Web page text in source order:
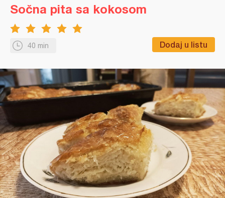
40 min Dodaj u listu
Sočna pita sa kokosom